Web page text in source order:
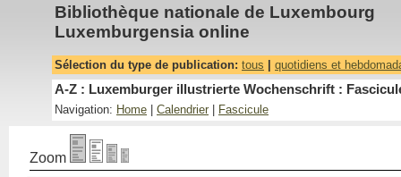
Bibliothèque nationale de Luxembourg
Luxemburgensia online
Sélection du type de publication: tous quotidiens et
A-Z : Luxemburger illustrierte Wochenschrift :
Navigation: Home Calendrier Fascicule
Zoom